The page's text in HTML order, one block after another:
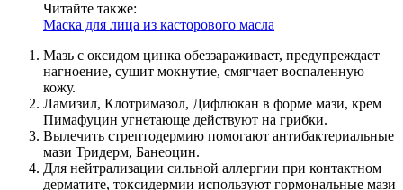
Читайте также:
Маска для лица из касторового масла
Мазь с оксидом цинка обеззараживает, предупреждает
нагноение, сушит мокнутие, смягчает воспаленную
кожу.
Ламизил, Клотримазол, Дифлюкан в форме мази, крем
Пимафуцин угнетающе действуют на грибки.
Вылечить стрептодермию помогают антибактериальные
мази Тридерм, Банеоцин.
Для нейтрализации сильной аллергии при контактном
дерматите, токсидермии используют гормональные мази